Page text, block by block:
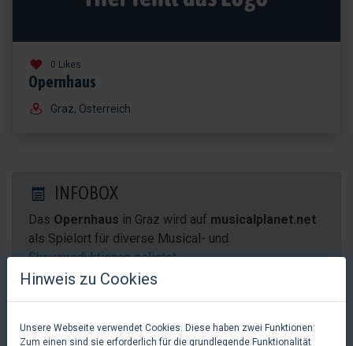
INFOBOX
Das Opernhaus in Graz wird auf musicalplanet.net
als Spielort für diverse Musical- und
Showproduktionen gelistet.
Kaiser-Josef-Platz 10in
0 Likes
Opernhaus
Graz, Österreich
Hinweis zu Cookies
Unsere Webseite verwendet Cookies. Diese haben zwei Funktionen:
Zum einen sind sie erforderlich für die grundlegende Funktionalität